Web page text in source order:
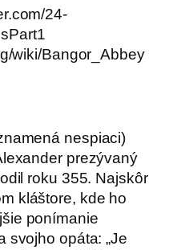
24-
wiki/Bangor_Abbey
nespiaci)
prezývaný
roku 355. Najskôr
kláštore, kde ho
ponímanie
svojho opáta: „Je